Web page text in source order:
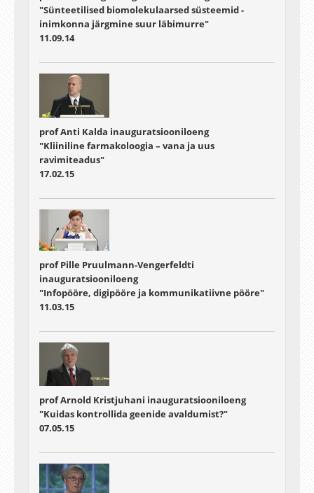
"Sünteetilised biomolekulaarsed süsteemid -
inimkonna järgmine suur läbimurre"
11.09.14
prof Anti Kalda inauguratsiooniloeng
"Kliiniline farmakoloogia – vana ja uus
ravimiteadus"
17.02.15
prof Pille Pruulmann-Vengerfeldti
inauguratsiooniloeng
"Infopööre, digipööre ja kommunikatiivne pööre"
11.03.15
prof Arnold Kristjuhani inauguratsiooniloeng
"Kuidas kontrollida geenide avaldumist?"
07.05.15